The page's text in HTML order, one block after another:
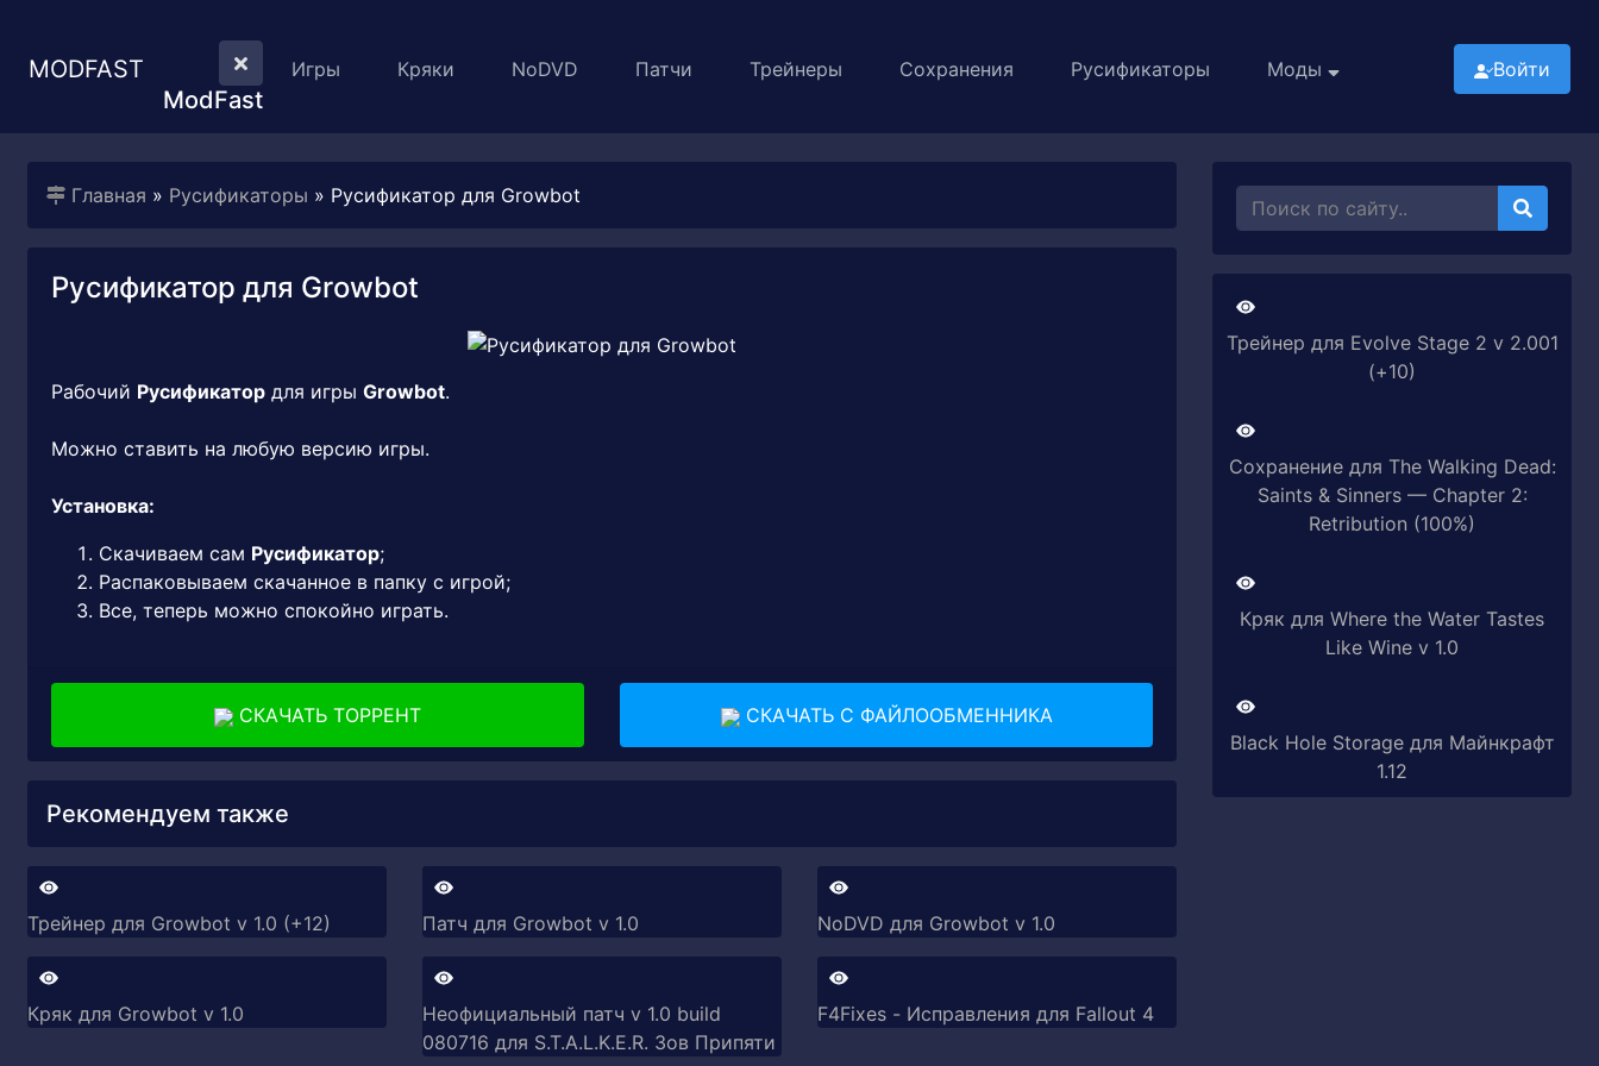
MODFAST
ModFast
Игры Кряки NoDVD Патчи Трейнеры Сохранения Русификаторы Моды Войти
Главная » Русификаторы » Русификатор для Growbot
Русификатор для Growbot
Рабочий Русификатор для игры Growbot.
Можно ставить на любую версию игры.
Установка:
Скачиваем сам Русификатор;
Распаковываем скачанное в папку с игрой;
Все, теперь можно спокойно играть.
СКАЧАТЬ ТОРРЕНТ СКАЧАТЬ С ФАЙЛООБМЕННИКА
Рекомендуем также
Трейнер для Growbot v 1.0 (+12) Патч для Growbot v 1.0 NoDVD для Growbot v 1.0
Кряк для Growbot v 1.0
Неофициальный патч v 1.0 build
080716 для S.T.A.L.K.E.R. Зов Припяти
F4Fixes - Исправления для Fallout 4
Трейнер для Evolve Stage 2 v 2.001
(+10)
Сохранение для The Walking Dead:
Saints & Sinners — Chapter 2:
Retribution (100%)
Кряк для Where the Water Tastes
Like Wine v 1.0
Black Hole Storage для Майнкрафт
1.12